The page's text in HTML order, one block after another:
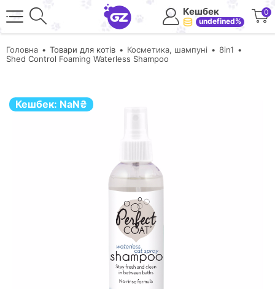
Кешбек
undefined%
0
Головна Товари для котів Косметика, шампуні
8in1
Shed Control Foaming Waterless Shampoo
Кешбек: NaN₴